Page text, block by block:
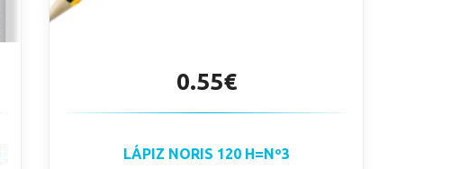
0.55€
LÁPIZ NORIS 120 H=Nº3